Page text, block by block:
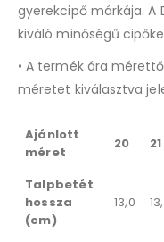
gyerekcipő márkája. A
kiváló minőségű
• A termék ára
méretet kiválasztva
Ajánlott
méret
20 21
Talpbetét
hossza
(cm)
13,0